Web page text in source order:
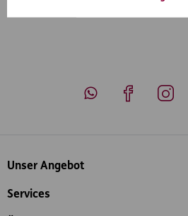
Inhaltsübersicht
Unser Angebot
Services